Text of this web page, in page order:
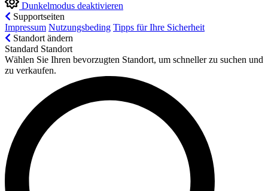
Dunkelmodus deaktivieren
Supportseiten
Impressum Nutzungsbeding Tipps für Ihre Sicherheit
Standort ändern
Standard Standort
Wählen Sie Ihren bevorzugten Standort, um schneller zu suchen und
zu verkaufen.